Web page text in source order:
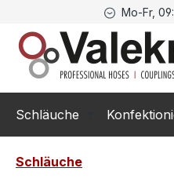
Zur Mo-Fr,
Schläuche
Schläuche